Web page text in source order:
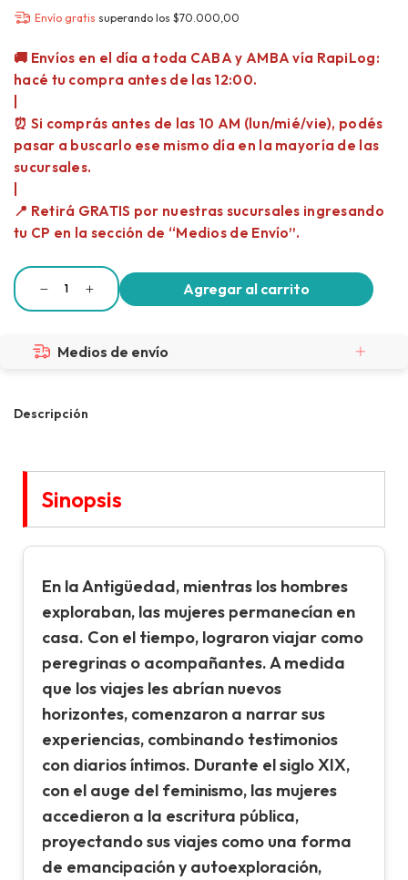
Envío gratis superando los $70.000,00
Medios de envío
Descripción
Sinopsis
En la Antigüedad, mientras los hombres
exploraban, las mujeres permanecían en
casa. Con el tiempo, lograron viajar como
peregrinas o acompañantes. A medida
que los viajes les abrían nuevos
horizontes, comenzaron a narrar sus
experiencias, combinando testimonios
con diarios íntimos. Durante el siglo XIX,
con el auge del feminismo, las mujeres
accedieron a la escritura pública,
proyectando sus viajes como una forma
de emancipación y autoexploración,